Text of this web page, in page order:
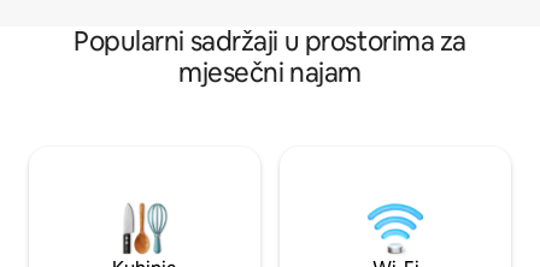
Popularni sadržaji u prostorima za
mjesečni najam